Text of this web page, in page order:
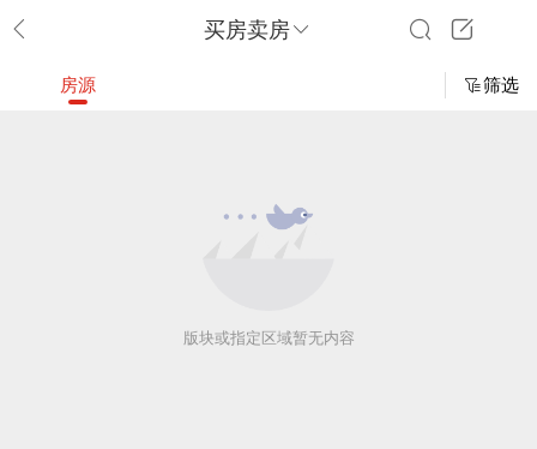
买房卖房
房源 筛选
版块或指定区域暂无内容